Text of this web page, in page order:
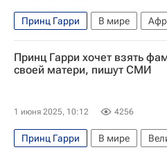
Принц Гарри В мире
Уэльс
Принц Гарри хочет взять
своей матери, пишут СМИ
1 июня 2025, 10:12 4256
Принц Гарри В мире